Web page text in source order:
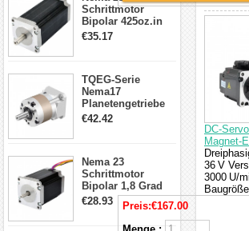
Schrittmotor
Bipolar 425oz.in
4.2A 57x57x114mm
€35.17
TQEG-Serie
Nema17
Planetengetriebe
5:1 Spiel 15Arc-
€42.42
Nema 23
Schrittmotor
Bipolar 1,8 Grad
2,83Nm 4 A 2,26V
CNC Hybrid-
Schrittmotor mit 8
€28.93
DC-
Magnet-
36 V
3000 U/
Preis:€167.00